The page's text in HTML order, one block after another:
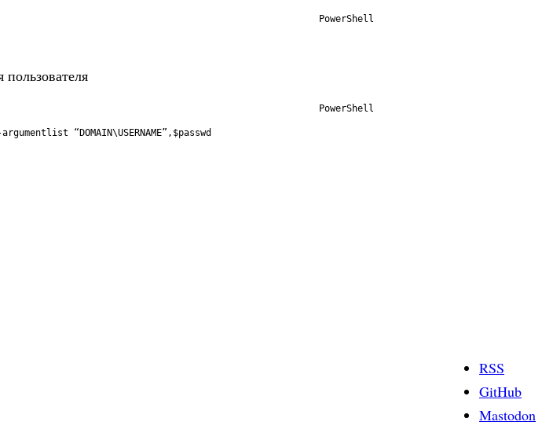
PowerShell
PowerShell
argumentlist “DOMAIN\USERNAME” , $passwd
RSS
GitHub
Mastodon